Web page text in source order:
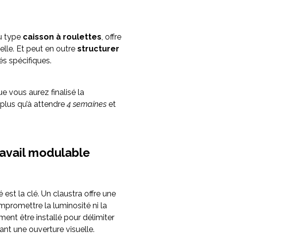
type caisson à roulettes, offre
Et peut en outre structurer
spécifiques.
vous aurez finalisé la
qu’à attendre4 semaines et
modulable
la clé. Un claustra offre une
la luminosité ni la
être installé pour délimiter
une ouverture visuelle.